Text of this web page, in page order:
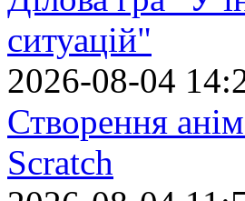
ситуацій"
2026-08-04
Створення
Scratch